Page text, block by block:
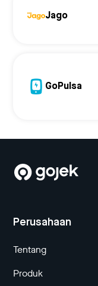
Jago
GoPulsa
Perusahaan
Tentang
Produk